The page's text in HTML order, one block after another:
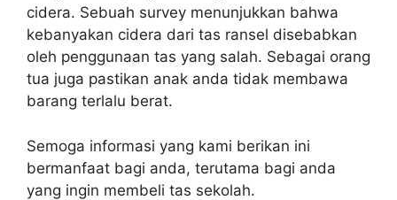
cidera. Sebuah survey menunjukkan bahwa
kebanyakan cidera dari tas ransel disebabkan
oleh penggunaan tas yang salah. Sebagai orang
tua juga pastikan anak anda tidak membawa
barang terlalu berat.
Semoga informasi yang kami berikan ini
bermanfaat bagi anda, terutama bagi anda
yang ingin membeli tas sekolah.